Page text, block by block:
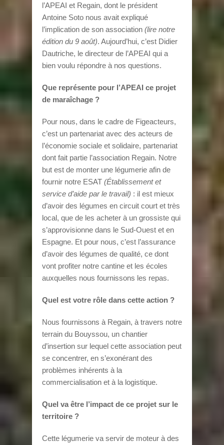
l’APEAI et Regain, dont le président
Antoine Soto nous avait expliqué
l’implication de son association (lire notre
édition du 9 août). Aujourd’hui, c’est Didier
Dautriche, le directeur de l’APEAI qui a
bien voulu répondre à nos questions.
Que représente pour l’APEAI ce projet
de maraîchage ?
Pour nous, dans le cadre de Figeacteurs,
c’est un partenariat avec des acteurs de
l’économie sociale et solidaire, partenariat
dont fait partie l’association Regain. Notre
but est de monter une légumerie afin de
fournir notre ESAT (Établissement et
service d’aide par le travail) : il est mieux
d’avoir des légumes en circuit court et très
local, que de les acheter à un grossiste qui
s’approvisionne dans le Sud-Ouest et en
Espagne. Et pour nous, c’est l’assurance
d’avoir des légumes de qualité, ce dont
vont profiter notre cantine et les écoles
auxquelles nous fournissons les repas.
Quel est votre rôle dans cette action ?
Nous fournissons à Regain, à travers notre
terrain du Bouyssou, un chantier
d’insertion sur lequel cette association peut
se concentrer, en s’exonérant des
problèmes inhérents à la
commercialisation et à la logistique.
Quel va être l’impact de ce projet sur le
territoire ?
Cette légumerie va servir de moteur à des